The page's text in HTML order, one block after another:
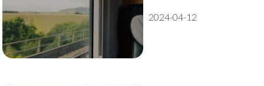
Doświadczenie, które
2024-04-12